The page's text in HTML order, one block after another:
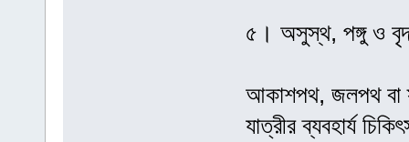
৫। অসুস্থ, পঙ্গু ও
আকাশপথ, জলপথ
যাত্রীর ব্যবহার্য